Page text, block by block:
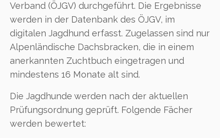
Verband (ÖJGV) durchgeführt. Die Ergebnisse
werden in der Datenbank des ÖJGV, im
digitalen Jagdhund erfasst. Zugelassen sind nur
Alpenländische Dachsbracken, die in einem
anerkannten Zuchtbuch eingetragen und
mindestens 16 Monate alt sind.
Die Jagdhunde werden nach der aktuellen
Prüfungsordnung geprüft. Folgende Fächer
werden bewertet: